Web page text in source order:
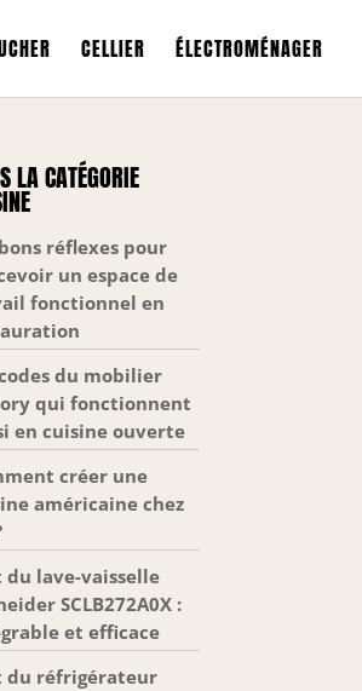
CELLIER ÉLECTROMÉNAGER
LA CATÉGORIE
réflexes pour
un espace de
fonctionnel en
du mobilier
qui fonctionnent
en cuisine ouverte
créer une
américaine chez
du lave-vaisselle
SCLB272A0X :
et efficace
du réfrigérateur